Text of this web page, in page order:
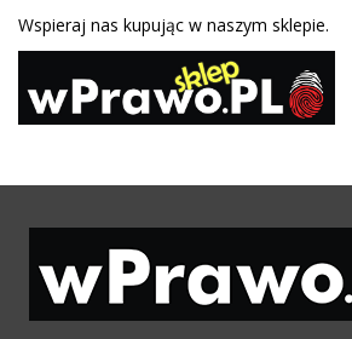
Wspieraj nas kupując w naszym sklepie.